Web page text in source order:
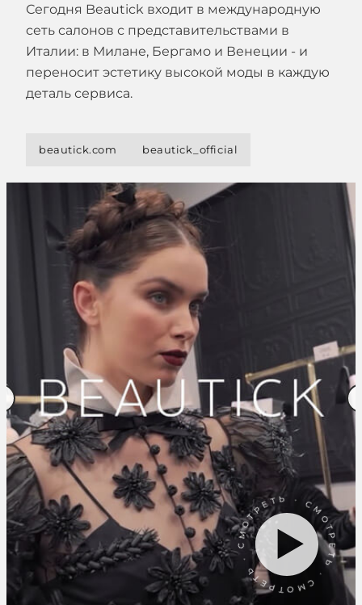
СМОТРЕТЬ · СМОТРЕТЬ · СМОТРЕТЬ ·
Сегодня Beautick входит в международную
сеть салонов с представительствами в
Италии: в Милане, Бергамо и Венеции - и
переносит эстетику высокой моды в каждую
деталь сервиса.
beautick.com beautick_official